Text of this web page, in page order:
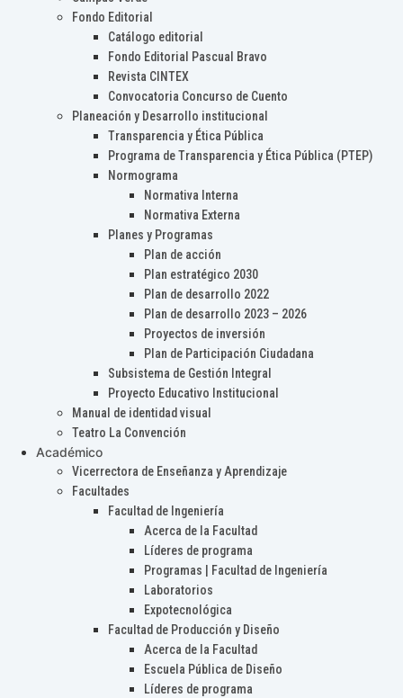
Fondo Editorial
Catálogo editorial
Fondo Editorial Pascual Bravo
Revista CINTEX
Convocatoria Concurso de Cuento
Planeación y Desarrollo institucional
Transparencia y Ética Pública
Programa de Transparencia y Ética Pública (PTEP)
Normograma
Normativa Interna
Normativa Externa
Planes y Programas
Plan de acción
Plan estratégico 2030
Plan de desarrollo 2022
Plan de desarrollo 2023 – 2026
Proyectos de inversión
Plan de Participación Ciudadana
Subsistema de Gestión Integral
Proyecto Educativo Institucional
Manual de identidad visual
Teatro La Convención
Académico
Vicerrectora de Enseñanza y Aprendizaje
Facultades
Facultad de Ingeniería
Acerca de la Facultad
Líderes de programa
Programas | Facultad de Ingeniería
Laboratorios
Expotecnológica
Facultad de Producción y Diseño
Acerca de la Facultad
Escuela Pública de Diseño
Líderes de programa